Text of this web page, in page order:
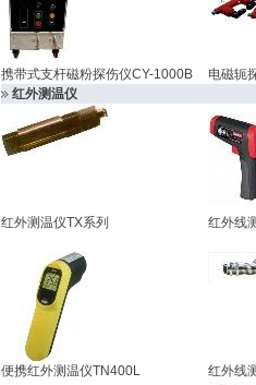
携带式支杆磁粉探伤仪CY-1000B
电磁轭
红外测温仪
红外测温仪TX系列 红外线
便携红外测温仪TN400L 红外线